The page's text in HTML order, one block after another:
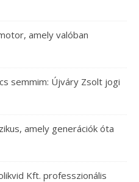
amely valóban
semmim: Újváry Zsolt jogi
amely generációk óta
Kft. professzionális